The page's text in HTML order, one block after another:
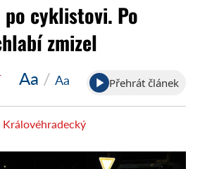
cyklistovi. Po
zmizel
Aa / Aa Přehrát článek
Královéhradecký